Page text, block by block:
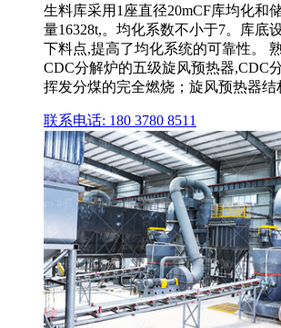
生料库采用1座直径20mCF库均化和
量16328t,。均化系数不小于7。库底
下料点,提高了均化系统的可靠性。
CDC分解炉的五级旋风预热器,CDC
挥发分煤的完全燃烧；旋风预热器结
联系电话: 180 3780 8511